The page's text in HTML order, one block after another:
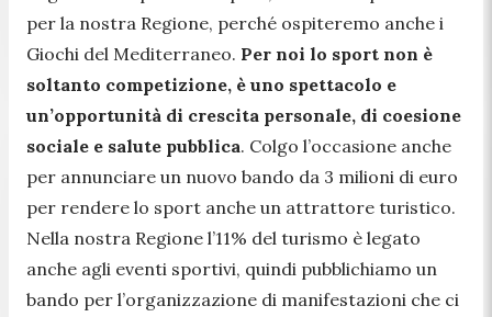
per la nostra Regione, perché ospiteremo anche i
Giochi del Mediterraneo. Per noi lo sport non è
soltanto competizione, è uno spettacolo e
un’opportunità di crescita personale, di coesione
sociale e salute pubblica. Colgo l’occasione anche
per annunciare un nuovo bando da 3 milioni di euro
per rendere lo sport anche un attrattore turistico.
Nella nostra Regione l’11% del turismo è legato
anche agli eventi sportivi, quindi pubblichiamo un
bando per l’organizzazione di manifestazioni che ci